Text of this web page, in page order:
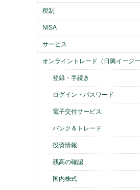
税制
NISA
サービス
オンライントレード（日興イージー
登録・手続き
ログイン・パスワード
電子交付サービス
バンク＆トレード
投資情報
残高の確認
国内株式